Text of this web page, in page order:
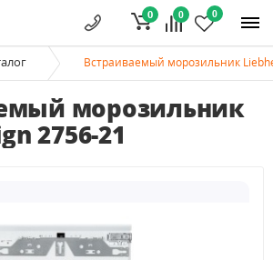
0 0
0
Встраиваемый морозильник
морозильник
2756-21